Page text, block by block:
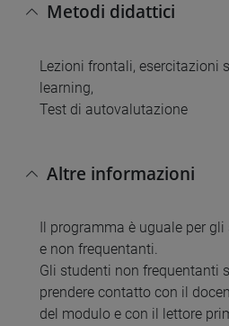
Metodi didattici
Lezioni frontali, esercitazioni
learning,
Test di autovalutazione
Altre informazioni
Il programma è uguale per
e non frequentanti.
Gli studenti non frequentanti
prendere contatto con il
del modulo e con il lettore